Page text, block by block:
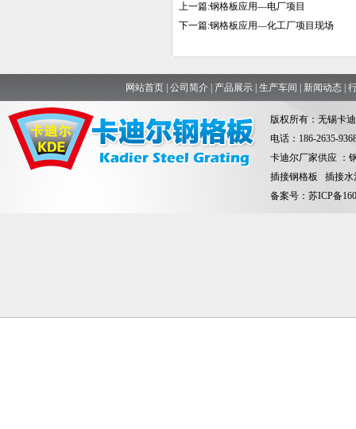
上一篇:钢格板应用—电厂项目
下一篇:钢格板应用—化工厂项目现场
网站首页 公司简介 产品展示 生产车间 新闻动态
版权所有：无锡卡
电话：186-2635-
卡迪尔厂家供应 ：
插接钢格板 插接水
备案号： 苏ICP备